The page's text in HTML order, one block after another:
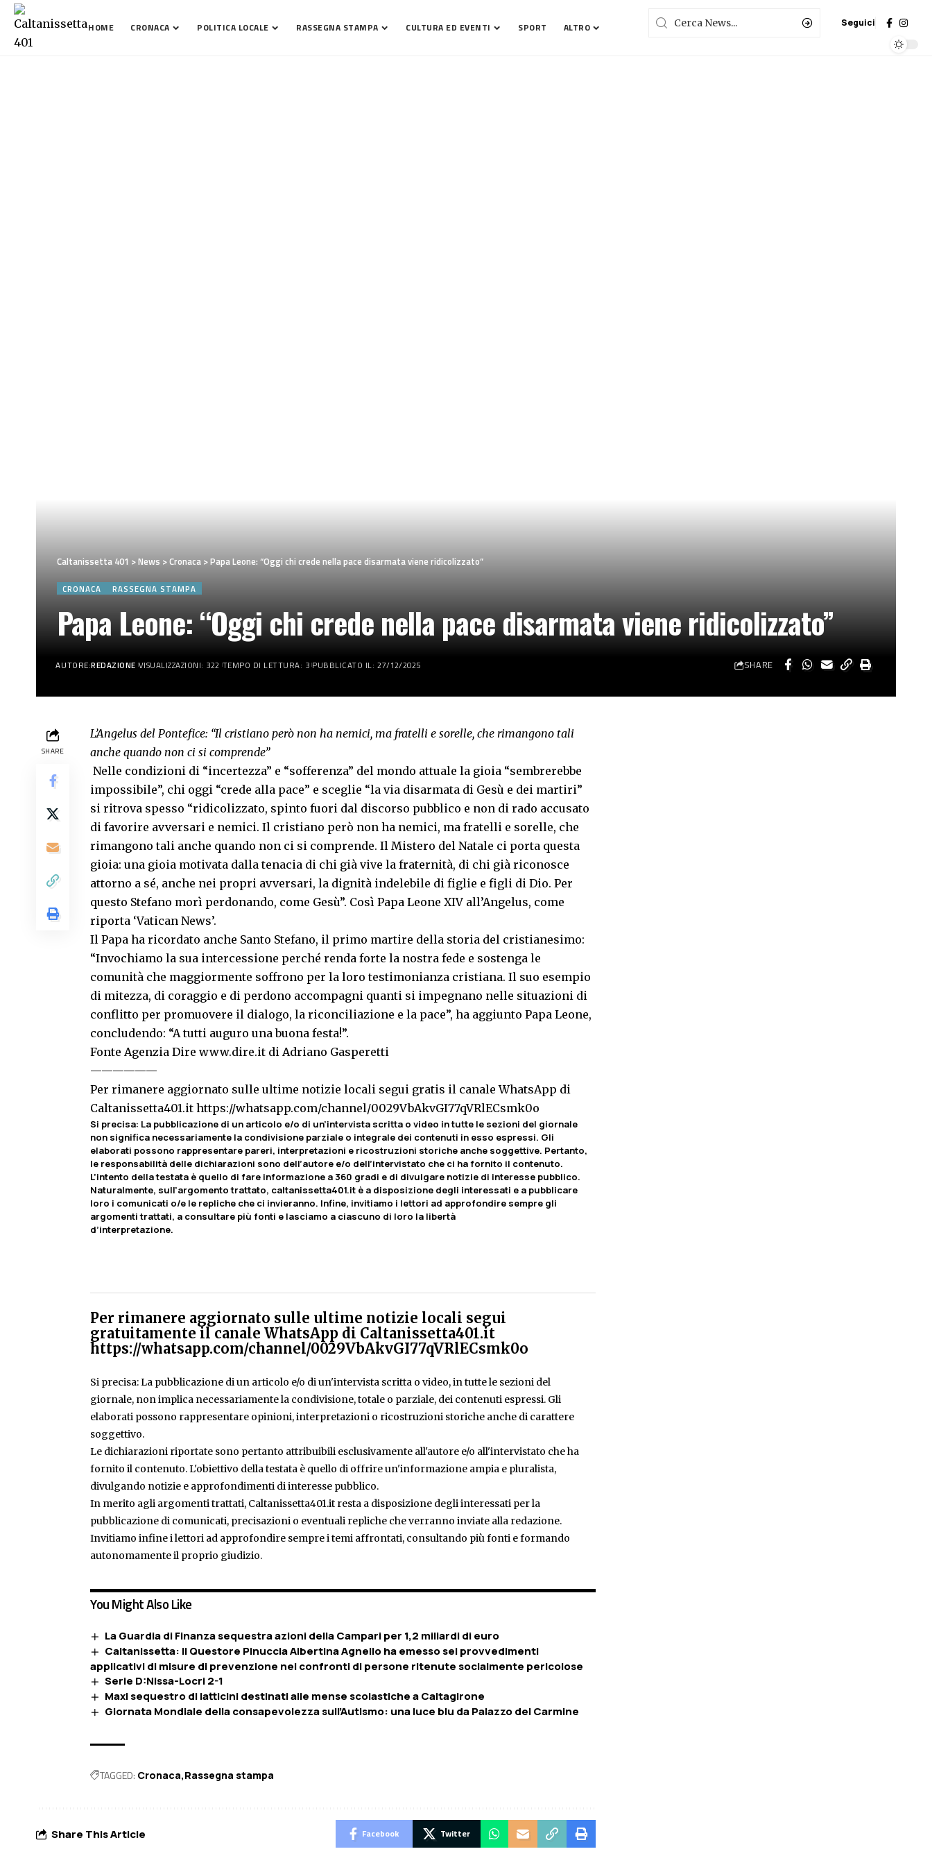
HOME CRONACA POLITICA LOCALE RASSEGNA STAMPA CULTURA ED EVENTI SPORT ALTRO Seguici
Caltanissetta 401 >News >Cronaca >Papa Leone: “Oggi chi crede nella pace disarmata viene ridicolizzato”
CRONACA RASSEGNA STAMPA
Papa Leone: “Oggi chi crede nella pace disarmata viene ridicolizzato”
AUTORE:REDAZIONE VISUALIZZAZIONI: 322 TEMPO DI LETTURA: 3 PUBBLICATO IL: 27/12/2025 SHARE
SHARE
L’Angelus del Pontefice: “Il cristiano però non ha nemici, ma fratelli e sorelle, che rimangono tali
anche quando non ci si comprende”
Nelle condizioni di “incertezza” e “sofferenza” del mondo attuale la gioia “sembrerebbe
impossibile”, chi oggi “crede alla pace” e sceglie “la via disarmata di Gesù e dei martiri”
si ritrova spesso “ridicolizzato, spinto fuori dal discorso pubblico e non di rado accusato
di favorire avversari e nemici. Il cristiano però non ha nemici, ma fratelli e sorelle, che
rimangono tali anche quando non ci si comprende. Il Mistero del Natale ci porta questa
gioia: una gioia motivata dalla tenacia di chi già vive la fraternità, di chi già riconosce
attorno a sé, anche nei propri avversari, la dignità indelebile di figlie e figli di Dio. Per
questo Stefano morì perdonando, come Gesù”. Così Papa Leone XIV all’Angelus, come
riporta ‘Vatican News’.
Il Papa ha ricordato anche Santo Stefano, il primo martire della storia del cristianesimo:
“Invochiamo la sua intercessione perché renda forte la nostra fede e sostenga le
comunità che maggiormente soffrono per la loro testimonianza cristiana. Il suo esempio
di mitezza, di coraggio e di perdono accompagni quanti si impegnano nelle situazioni di
conflitto per promuovere il dialogo, la riconciliazione e la pace”, ha aggiunto Papa Leone,
concludendo: “A tutti auguro una buona festa!”.
Fonte Agenzia Dire www.dire.it di Adriano Gasperetti
——————
Per rimanere aggiornato sulle ultime notizie locali segui gratis il canale WhatsApp di
Caltanissetta401.it https://whatsapp.com/channel/0029VbAkvGI77qVRlECsmk0o
Si precisa: La pubblicazione di un articolo e/o di un’intervista scritta o video in tutte le sezioni del giornale
non significa necessariamente la condivisione parziale o integrale dei contenuti in esso espressi. Gli
elaborati possono rappresentare pareri, interpretazioni e ricostruzioni storiche anche soggettive. Pertanto,
le responsabilità delle dichiarazioni sono dell’autore e/o dell’intervistato che ci ha fornito il contenuto.
L’intento della testata è quello di fare informazione a 360 gradi e di divulgare notizie di interesse pubblico.
Naturalmente, sull’argomento trattato, caltanissetta401.it è a disposizione degli interessati e a pubblicare
loro i comunicati o/e le repliche che ci invieranno. Infine, invitiamo i lettori ad approfondire sempre gli
argomenti trattati, a consultare più fonti e lasciamo a ciascuno di loro la libertà
d’interpretazione.
Per rimanere aggiornato sulle ultime notizie locali segui
gratuitamente il canale WhatsApp di Caltanissetta401.it
https://whatsapp.com/channel/0029VbAkvGI77qVRlECsmk0o
Si precisa: La pubblicazione di un articolo e/o di un'intervista scritta o video, in tutte le sezioni del
giornale, non implica necessariamente la condivisione, totale o parziale, dei contenuti espressi. Gli
elaborati possono rappresentare opinioni, interpretazioni o ricostruzioni storiche anche di carattere
soggettivo.
Le dichiarazioni riportate sono pertanto attribuibili esclusivamente all'autore e/o all'intervistato che ha
fornito il contenuto. L'obiettivo della testata è quello di offrire un'informazione ampia e pluralista,
divulgando notizie e approfondimenti di interesse pubblico.
In merito agli argomenti trattati, Caltanissetta401.it resta a disposizione degli interessati per la
pubblicazione di comunicati, precisazioni o eventuali repliche che verranno inviate alla redazione.
Invitiamo infine i lettori ad approfondire sempre i temi affrontati, consultando più fonti e formando
autonomamente il proprio giudizio.
You Might Also Like
La Guardia di Finanza sequestra azioni della Campari per 1,2 miliardi di euro
Caltanissetta: Il Questore Pinuccia Albertina Agnello ha emesso sei provvedimenti
applicativi di misure di prevenzione nei confronti di persone ritenute socialmente pericolose
Serie D:Nissa-Locri 2-1
Maxi sequestro di latticini destinati alle mense scolastiche a Caltagirone
Giornata Mondiale della consapevolezza sull’Autismo: una luce blu da Palazzo del Carmine
TAGGED: Cronaca Rassegna stampa
Share This Article Facebook Twitter